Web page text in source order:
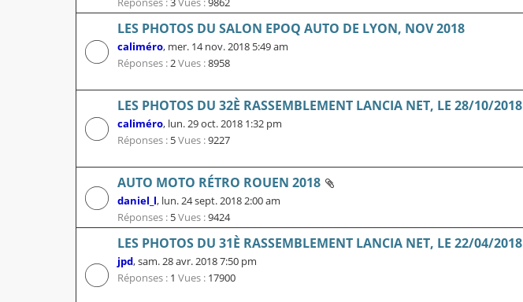
LES PHOTOS DU SALON EPOQ AUTO DE LYON, NOV 2018
caliméro, mer. 14 nov. 2018 5:49 am
Réponses : 2Vues :8958
LES PHOTOS DU 32È RASSEMBLEMENT LANCIA NET, LE 28/10/2018
caliméro, lun. 29 oct. 2018 1:32 pm
Réponses : 5Vues :9227
AUTO MOTO RÉTRO ROUEN 2018
daniel_l, lun. 24 sept. 2018 2:00 am
Réponses : 5Vues :9424
LES PHOTOS DU 31È RASSEMBLEMENT LANCIA NET, LE 22/04/2018
jpd,sam. 28 avr. 2018 7:50 pm
Réponses : 1 Vues : 17900